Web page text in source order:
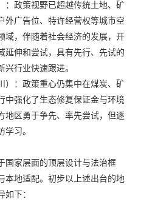
：政策视野已超越传统土地、矿
外广告位、特许经营权等城市空
域，伴随着社会经济的发展，开
延伸和尝试，具有先行、先试的
行业快速跟进。
）：政策重心仍集中在煤炭、矿
中强化了生态修复保证金与环境
地区勇于争先、率先尝试，但逐
习。
国家层面的顶层设计与法治框
本地适配。初步以上述出台的地
下：